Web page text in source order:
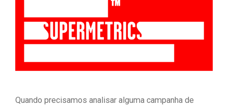
Quando precisamos analisar alguma campanha de